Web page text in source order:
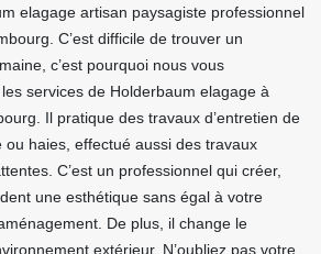
elagage artisan paysagiste professionnel
C’est difficile de trouver un
c’est pourquoi nous vous
services de Holderbaum elagage à
Il pratique des travaux d’entretien de
ou haies, effectué aussi des travaux
C’est un professionnel qui créer,
une esthétique sans égal à votre
De plus, il change le
extérieur. N’oubliez pas votre